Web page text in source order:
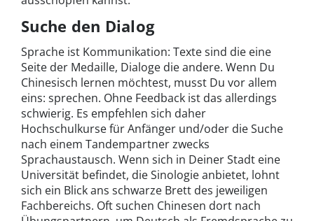
Suche den Dialog
Sprache ist Kommunikation: Texte sind die eine
Seite der Medaille, Dialoge die andere. Wenn Du
Chinesisch lernen möchtest, musst Du vor allem
eins: sprechen. Ohne Feedback ist das allerdings
schwierig. Es empfehlen sich daher
Hochschulkurse für Anfänger und/oder die Suche
nach einem Tandempartner zwecks
Sprachaustausch. Wenn sich in Deiner Stadt eine
Universität befindet, die Sinologie anbietet, lohnt
sich ein Blick ans schwarze Brett des jeweiligen
Fachbereichs. Oft suchen Chinesen dort nach